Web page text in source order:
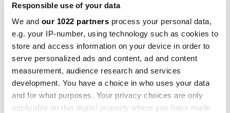
Responsible use of your data
We and our 1022 partners process your personal data,
e.g. your IP-number, using technology such as cookies to
store and access information on your device in order to
serve personalized ads and content, ad and content
measurement, audience research and services
development. You have a choice in who uses your data
and for what purposes. Your privacy choices are only
applicable on this digital property where you have made
Kompanije
Bili smo u novom kampusu Rimca:
Bugattiji i Nevere od 2,3 milijuna eura
18.10.2024
Inspiracija
Mate Rimac o novom Bugattiju: Ništa
nije previše lijepo, ništa nije preskupo!
27.08.2024